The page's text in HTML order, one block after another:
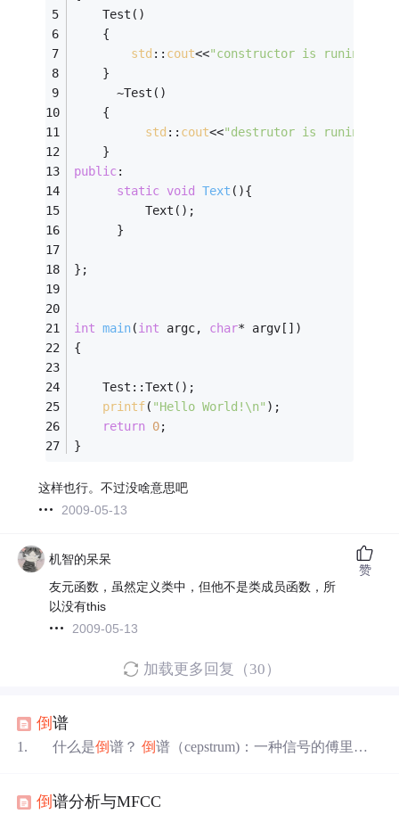
    Test()
    {
std :: cout<<"constructor is
    }
      ~Test()
    {
std :: cout<<"destrutor is
    }
public:
static void Text (){
		  Text();
	  }
};
int main(int argc, char* argv[])
{
	Test::Text();
printf( "Hello World!\n" );
return 0;
}
这样也行。不过没啥意思吧
2009-05-13
机智的呆呆
友元函数，虽然定义类中，但他不是类成员函数，所
以没有this
2009-05-13
赞
加载更多回复（30）
倒谱
1. 什么是倒谱？倒谱（cepstrum)：一种信号的傅里叶
描述 倒频谱函数CF（q）（power cepstrum）其数学表达式
倒谱分析与MFCC